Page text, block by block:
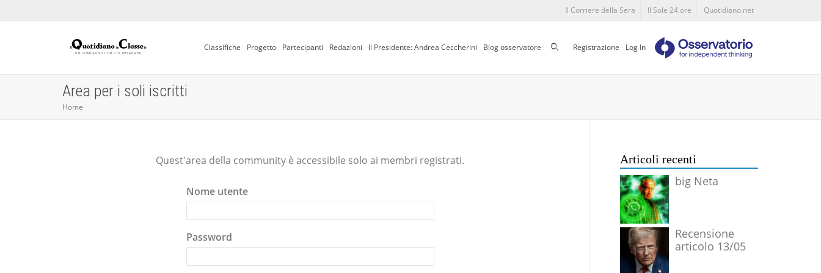
Il Corriere della Sera Il Sole 24 ore Quotidiano.net
Classifiche Progetto Partecipanti Redazioni Il Presidente: Andrea Ceccherini Blog osservatore CercaRegistrazione Log In
Area per i soli iscritti
Home
Quest'area della community è accessibile solo ai membri registrati.
Nome utente
Password
Articoli recenti
big Neta
Recensione
articolo 13/05